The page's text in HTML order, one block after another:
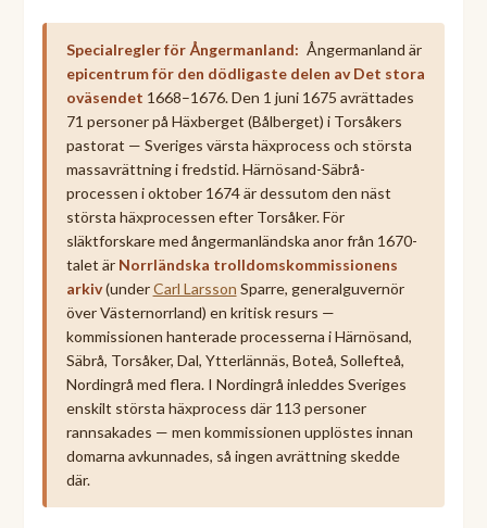
Specialregler för Ångermanland: Ångermanland är
epicentrum för den dödligaste delen av Det stora
oväsendet 1668–1676. Den 1 juni 1675 avrättades
71 personer på Häxberget (Bålberget) i Torsåkers
pastorat — Sveriges värsta häxprocess och största
massavrättning i fredstid. Härnösand-Säbrå-
processen i oktober 1674 är dessutom den näst
största häxprocessen efter Torsåker. För
släktforskare med ångermanländska anor från 1670-
talet är Norrländska trolldomskommissionens
arkiv(underCarl Larsson Sparre, generalguvernör
över Västernorrland) en kritisk resurs —
kommissionen hanterade processerna i Härnösand,
Säbrå, Torsåker, Dal, Ytterlännäs, Boteå, Sollefteå,
Nordingrå med flera. I Nordingrå inleddes Sveriges
enskilt största häxprocess där 113 personer
rannsakades — men kommissionen upplöstes innan
domarna avkunnades, så ingen avrättning skedde
där.